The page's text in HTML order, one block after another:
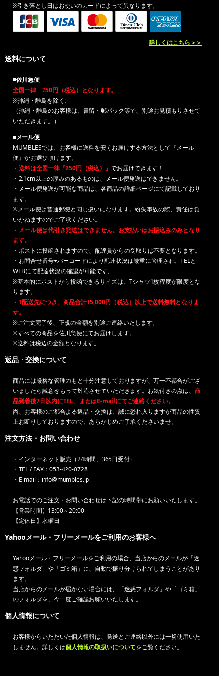
※引き落とし日はお使いのカードによって異なります。
詳しくはこちら＞＞
送料について
■佐川急便
全国一律 750円（税込）となります。
※沖縄・離島を除く。
（沖縄・離島のお客様は、書留・郵パック等で、別途お見積もりさせて
いただきます。）
■メール便
MUMBLESでは、お客様に送料を安くお届けする方法として『メール
便』がお選び頂けます。
・ 送料は全国一律『250円（税込）』 でお届けできます！
・2.1cm以上の厚みのあるものは、メール便発送はできません。
・メール便発送が可能な商品は、各商品の詳細ページにて記載しており
ます。
※メール便は普通郵便と同じ扱いになります。紛失事故の際、責任は負
いかねますのでご了承ください。
・ メール便は代引き発送はできません。お支払いはお振込みのみとなり
ます。
・ポストに投函されますので、配達員からの受取りは不要となります。
・お問合せ番号+バーコードにより配達状況は厳重に管理され、TELと
WEBにて配達状況の確認が可能です。
※基本的にポストから投函できるサイズは、Tシャツ1枚程度が限度とな
ります。
・ 1配送先につき、商品合計15,000円（税込）以上で送料無料となりま
す。
※ご注文完了後、正規の金額を別途ご連絡いたします。
※すべての商品を佐川急便にてお届けします。
※送料は税込の金額となります。
返品・交換について
商品には厳格な管理のもと十分注意しておりますが、万一不都合がござ
いましたら誠意をもって対応させていただきます。お気付きの点は、 商
品到着後7日以内にTEL、またはE-mailにてご連絡ください。
尚、お客様のご都合よる返品・交換は、誠に恐れ入りますが商品の性質
上お断りしておりますので、あらかじめご了承くださいませ。
注文方法・お問い合わせ
・インターネット販売（24時間、365日受付）
・TEL / FAX：053-420-0728
・E-mail：info@mumbles.jp
お電話でのご注文・お問い合わせは下記の時間帯にお願いいたします。
【営業時間】13:00～20:00
【定休日】水曜日
Yahooメール・フリーメールをご利用のお客様へ
Yahooメール・フリーメールをご利用の場合、当店からのメールが「迷
惑フォルダ」や「ゴミ箱」に、自動で振り分けられてしまうことがあり
ます。
当店からのメールが届かない場合には、「迷惑フォルダ」や「ゴミ箱」
のフォルダを、今一度ご確認お願いいたします。
個人情報について
お客様からいただいた個人情報は、発送とご連絡以外には一切使用いた
しません。詳しくは個人情報の取扱いについてをご覧ください。